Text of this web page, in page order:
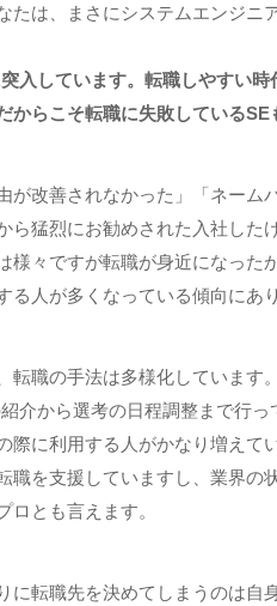
たは、まさにシステムエンジニ
入しています。転職しやすい
らこそ転職に失敗しているSE
が改善されなかった」「ネー
ら猛烈にお勧めされた入社した
様々ですが転職が身近になった
人が多くなっている傾向にあり
職の手法は多様化しています。
介から選考の日程調整まで行
に利用する人がかなり増えてい
職を支援していますし、業界の
ロとも言えます。
に転職先を決めてしまうのは自